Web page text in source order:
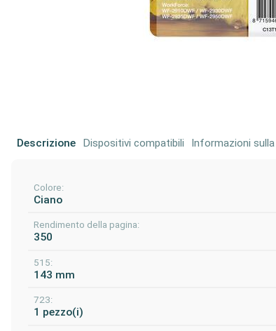
Descrizione Dispositivi compatibili Informazioni
Colore:
Ciano
Rendimento della pagina:
350
515:
143 mm
723:
1 pezzo(i)